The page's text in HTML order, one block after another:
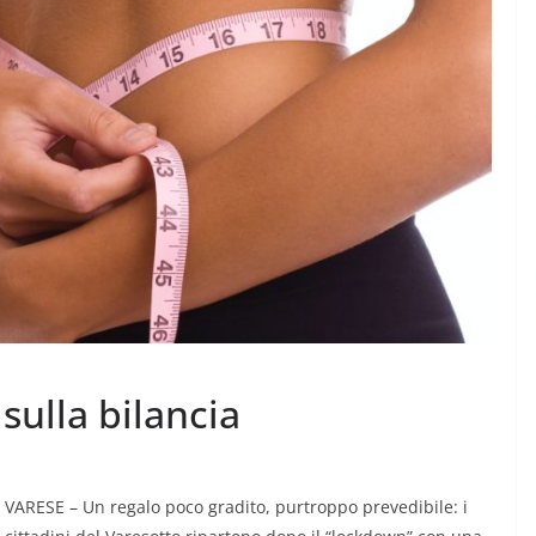
bilancia
VARESE – Un regalo poco gradito, purtroppo prevedibile: i
la
“Al mio
CRONACA VARESOTTO
Siccità: allarme mais,
8 Agosto 2026